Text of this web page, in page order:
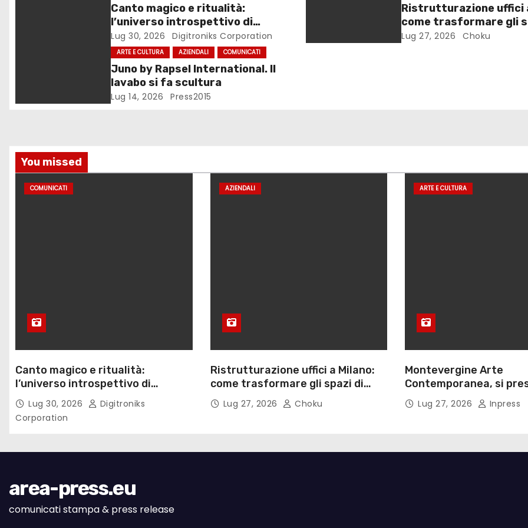
t
c
o
Canto magico e ritualità:
l’universo introspettivo di
Lilinanna
Lug 30, 2026 Digitroniks Corporation
Ristrutturazione uffici
come trasformare gli
lavoro
Lug 27, 2026 Choku
ARTE E CULTURA AZIENDALI COMUNICATI
Juno by Rapsel International. Il
lavabo si fa scultura
Lug 14, 2026 Press2015
You missed
COMUNICATI
Canto magico e ritualità:
l’universo introspettivo di
Lilinanna
Lug 30, 2026
Digitroniks
Corporation
AZIENDALI
Ristrutturazione uffici a Milano:
come trasformare gli spazi di
lavoro
Lug 27, 2026 Choku
ARTE E CULTURA
Montevergine Arte
Contemporanea, si
monografia dedicata a
Adorno
Lug 27, 2026 Inpress
area-press.eu
comunicati stampa & press release